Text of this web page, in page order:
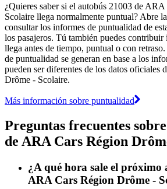
¿Quieres saber si el autobús 21003 de
Scolaire llega normalmente puntual? Abre la
consultar los informes de puntualidad de
los pasajeros. Tú también puedes
llega antes de tiempo, puntual o con
de puntualidad se generan en base a los
pueden ser diferentes de los datos oficiales
Drôme - Scolaire.
Más información sobre puntualidad
Preguntas frecuentes
de ARA Cars Région
¿A qué hora sale el próximo
ARA Cars Région Drôme -